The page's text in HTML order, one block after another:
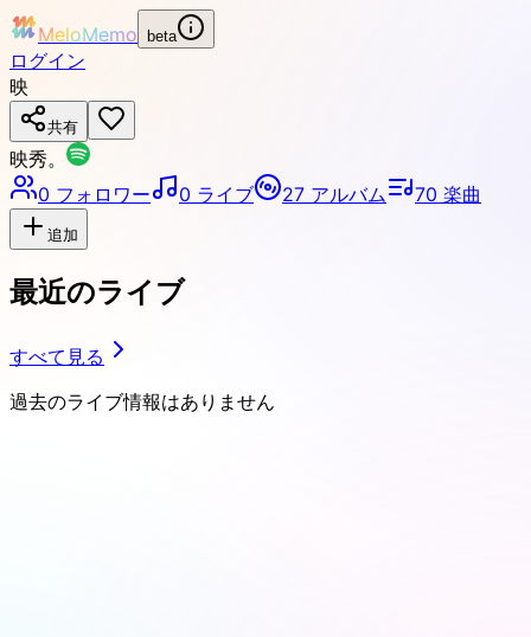
MeloMemo beta
ログイン
映
共有
映秀。
0 フォロワー 0 ライブ 27 アルバム 70 楽曲
追加
最近のライブ
すべて見る
過去のライブ情報はありません